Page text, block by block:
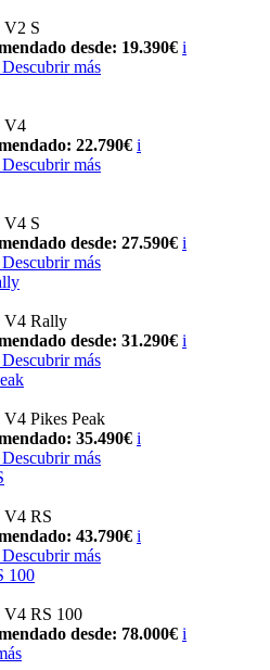
V2 S
desde: 19.390€ i
Descubrir más
V4
22.790€ i
Descubrir más
V4 S
desde: 27.590€ i
Descubrir más
V4 Rally
desde: 31.290€ i
Descubrir más
Pikes Peak
35.490€ i
Descubrir más
V4 RS
43.790€ i
Descubrir más
100
V4 RS 100
desde: 78.000€ i